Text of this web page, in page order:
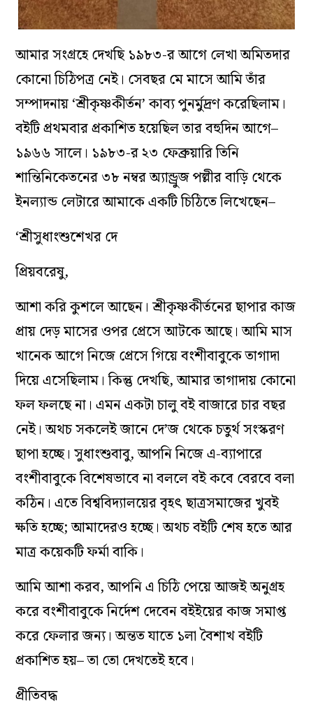
আমার সংগ্রহে দেখছি ১৯৮৩-র আগে লেখা অমিতদার
কোনো চিঠিপত্র নেই। সেবছর মে মাসে আমি তাঁর
সম্পাদনায় ‘শ্রীকৃষ্ণকীর্তন’ কাব্য পুনর্মুদ্রণ করেছিলাম।
বইটি প্রথমবার প্রকাশিত হয়েছিল তার বহুদিন আগে–
১৯৬৬ সালে। ১৯৮৩-র ২৩ ফেব্রুয়ারি তিনি
শান্তিনিকেতনের ৩৮ নম্বর অ্যান্ড্রুজ পল্লীর বাড়ি থেকে
ইনল্যান্ড লেটারে আমাকে একটি চিঠিতে লিখেছেন–
‘শ্রীসুধাংশুশেখর দে
প্রিয়বরেষু,
আশা করি কুশলে আছেন। শ্রীকৃষ্ণকীর্তনের ছাপার কাজ
প্রায় দেড় মাসের ওপর প্রেসে আটকে আছে। আমি মাস
খানেক আগে নিজে প্রেসে গিয়ে বংশীবাবুকে তাগাদা
দিয়ে এসেছিলাম। কিন্তু দেখছি, আমার তাগাদায় কোনো
ফল ফলছে না। এমন একটা চালু বই বাজারে চার বছর
নেই। অথচ সকলেই জানে দে’জ থেকে চতুর্থ সংস্করণ
ছাপা হচ্ছে। সুধাংশুবাবু, আপনি নিজে এ-ব্যাপারে
বংশীবাবুকে বিশেষভাবে না বললে বই কবে বেরবে বলা
কঠিন। এতে বিশ্ববিদ্যালয়ের বৃহৎ ছাত্রসমাজের খুবই
ক্ষতি হচ্ছে; আমাদেরও হচ্ছে। অথচ বইটি শেষ হতে আর
মাত্র কয়েকটি ফর্মা বাকি।
আমি আশা করব, আপনি এ চিঠি পেয়ে আজই অনুগ্রহ
করে বংশীবাবুকে নির্দেশ দেবেন বইইয়ের কাজ সমাপ্ত
করে ফেলার জন্য। অন্তত যাতে ১লা বৈশাখ বইটি
প্রকাশিত হয়– তা তো দেখতেই হবে।
প্রীতিবদ্ধ